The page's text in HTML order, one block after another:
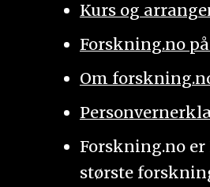
Kurs og
Forskning.no
Om
Forskning.no er
største